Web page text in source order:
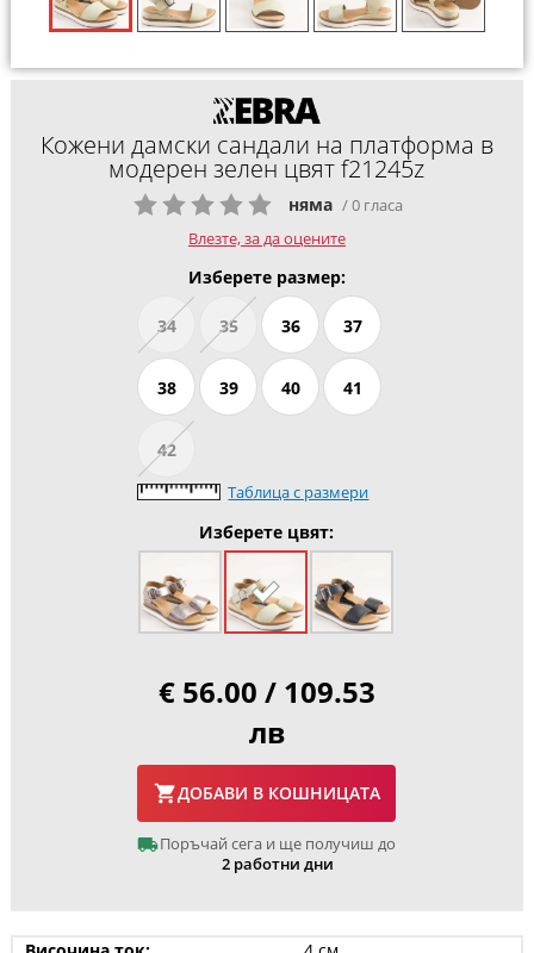
Кожени дамски сандали на платформа в
модерен зелен цвят f21245z
няма / 0 гласа
Влезте, за да оцените
Изберете размер:
34 35 36 37
38 39 40 41
42
Таблица с размери
Изберете цвят:
€ 56.00 / 109.53
лв
ДОБАВИ В КОШНИЦАТА
Поръчай сега и ще получиш до
2 работни дни